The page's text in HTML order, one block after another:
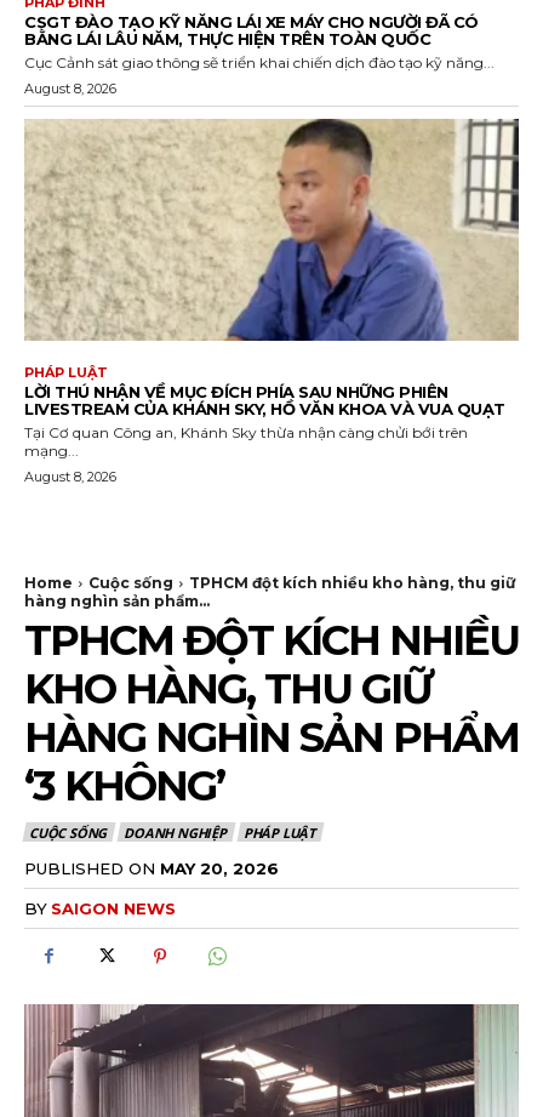
CSGT ĐÀO TẠO KỸ NĂNG LÁI XE MÁY CHO NGƯỜI ĐÃ CÓ
BẰNG LÁI LÂU NĂM, THỰC HIỆN TRÊN TOÀN QUỐC
Cục Cảnh sát giao thông sẽ triển khai chiến dịch đào tạo kỹ năng...
August 8, 2026
PHÁP LUẬT
LỜI THÚ NHẬN VỀ MỤC ĐÍCH PHÍA SAU NHỮNG PHIÊN
LIVESTREAM CỦA KHÁNH SKY, HỒ VĂN KHOA VÀ VUA QUẠT
Tại Cơ quan Công an, Khánh Sky thừa nhận càng chửi bới trên
mạng...
August 8, 2026